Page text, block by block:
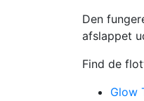
Den
afslappet
Find de
Glow